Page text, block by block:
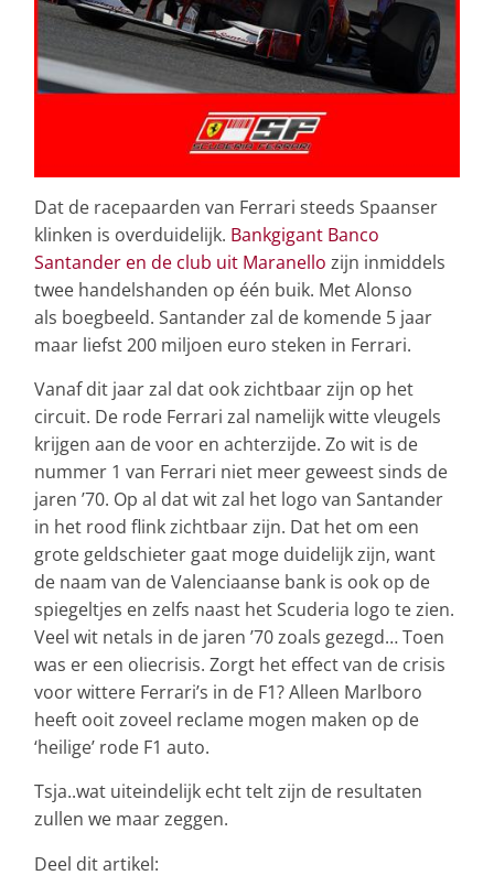
Dat de racepaarden van Ferrari steeds Spaanser
klinken is overduidelijk. Bankgigant Banco
Santander en de club uit Maranello zijn inmiddels
twee handelshanden op één buik. Met Alonso
als boegbeeld. Santander zal de komende 5 jaar
maar liefst 200 miljoen euro steken in Ferrari.
Vanaf dit jaar zal dat ook zichtbaar zijn op het
circuit. De rode Ferrari zal namelijk witte vleugels
krijgen aan de voor en achterzijde. Zo wit is de
nummer 1 van Ferrari niet meer geweest sinds de
jaren ’70. Op al dat wit zal het logo van Santander
in het rood flink zichtbaar zijn. Dat het om een
grote geldschieter gaat moge duidelijk zijn, want
de naam van de Valenciaanse bank is ook op de
spiegeltjes en zelfs naast het Scuderia logo te zien.
Veel wit netals in de jaren ’70 zoals gezegd… Toen
was er een oliecrisis. Zorgt het effect van de crisis
voor wittere Ferrari’s in de F1? Alleen Marlboro
heeft ooit zoveel reclame mogen maken op de
‘heilige’ rode F1 auto.
Tsja..wat uiteindelijk echt telt zijn de resultaten
zullen we maar zeggen.
Deel dit artikel: